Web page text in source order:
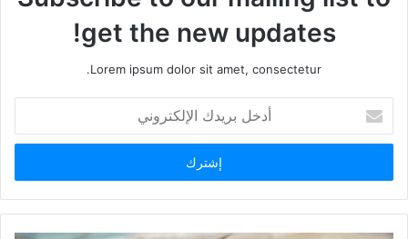
get the new updates!
Lorem ipsum dolor sit amet, consectetur.
بريدك
الإلكتروني